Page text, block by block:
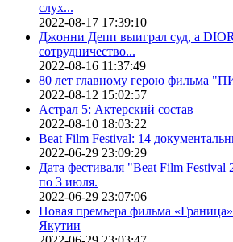
слух...
2022-08-17 17:39:10
Джонни Депп выиграл суд, а
сотрудничество...
2022-08-16 11:37:49
80 лет главному герою фильма
2022-08-12 15:02:57
Астрал 5: Актерский состав
2022-08-10 18:03:22
Beat Film Festival: 14
2022-06-29 23:09:29
Дата фестиваля "Beat Film Festival
по 3 июля.
2022-06-29 23:07:06
Новая премьера фильма «Граница»
Якутии